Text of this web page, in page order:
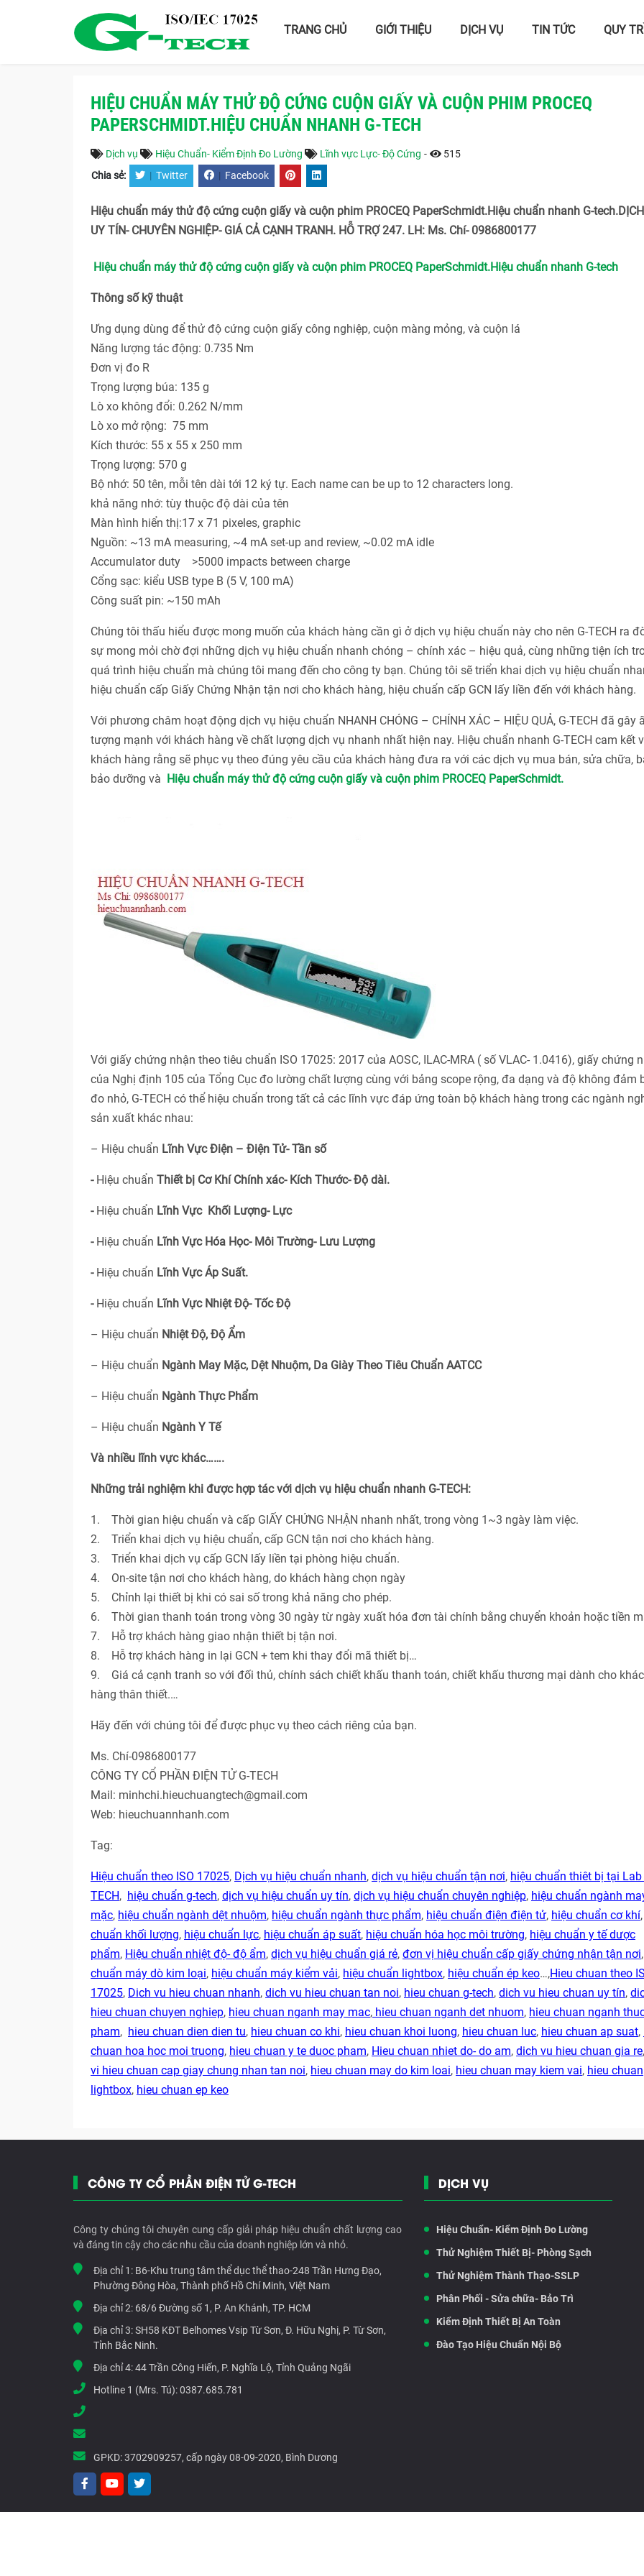
TRANG CHỦ GIỚI THIỆU DỊCH VỤ TIN TỨC QUY
HIỆU CHUẨN MÁY THỬ ĐỘ CỨNG CUỘN GIẤY VÀ CUỘN PHIM PROCEQ
PAPERSCHMIDT.HIỆU CHUẨN NHANH G-TECH
Dịch vụ Hiệu Chuẩn- Kiểm Định Đo Lường Lĩnh vực Lực- Độ Cứng - 515
Chia sẻ: | Twitter | Facebook
Hiệu chuẩn máy thử độ cứng cuộn giấy và cuộn phim PROCEQ PaperSchmidt.Hiệu chuẩn nhanh G-
UY TÍN- CHUYÊN NGHIỆP- GIÁ CẢ CẠNH TRANH. HỖ TRỢ 247. LH: Ms. Chí- 0986800177
Hiệu chuẩn máy thử độ cứng cuộn giấy và cuộn phim PROCEQ PaperSchmidt.Hiệu chuẩn nhanh G-tech
Thông số kỹ thuật
Ưng dụng dùng để thử độ cứng cuộn giấy công nghiệp, cuộn màng mỏng, và cuộn lá
Năng lượng tác động: 0.735 Nm
Đơn vị đo R
Trọng lượng búa: 135 g
Lò xo không đổi: 0.262 N/mm
Lò xo mở rộng: 75 mm
Kích thước: 55 x 55 x 250 mm
Trọng lượng: 570 g
Bộ nhớ: 50 tên, mỗi tên dài tới 12 ký tự. Each name can be up to 12 characters long.
khả năng nhớ: tùy thuộc độ dài của tên
Màn hình hiển thị:17 x 71 pixeles, graphic
Nguồn: ~13 mA measuring, ~4 mA set-up and review, ~0.02 mA idle
Accumulator duty >5000 impacts between charge
Cổng sạc: kiểu USB type B (5 V, 100 mA)
Công suất pin: ~150 mAh
Chúng tôi thấu hiểu được mong muốn của khách hàng cần gì ở dịch vụ hiệu chuẩn này cho nên G-TECH ra
sự mong mỏi chờ đợi những dịch vụ hiệu chuẩn nhanh chóng – chính xác – hiệu quả, cùng những tiện ích
quá trình hiệu chuẩn mà chúng tôi mang đến cho công ty bạn. Chúng tôi sẽ triển khai dịch vụ hiệu chuẩn
hiệu chuẩn cấp Giấy Chứng Nhận tận nơi cho khách hàng, hiệu chuẩn cấp GCN lấy liền đến với khách hàng.
Với phương châm hoạt động dịch vụ hiệu chuẩn NHANH CHÓNG – CHÍNH XÁC – HIỆU QUẢ, G-TECH đã gây
tượng mạnh với khách hàng về chất lượng dịch vụ nhanh nhất hiện nay. Hiệu chuẩn nhanh G-TECH cam kết
khách hàng rằng sẽ phục vụ theo đúng yêu cầu của khách hàng đưa ra với các dịch vụ mua bán, sửa chữa,
bảo dưỡng và Hiệu chuẩn máy thử độ cứng cuộn giấy và cuộn phim PROCEQ PaperSchmidt.
Với giấy chứng nhận theo tiêu chuẩn ISO 17025: 2017 của AOSC, ILAC-MRA ( số VLAC- 1.0416), giấy chứng
của Nghị định 105 của Tổng Cục đo lường chất lượng cùng với bảng scope rộng, đa dạng và độ không đảm
đo nhỏ, G-TECH có thể hiệu chuẩn trong tất cả các lĩnh vực đáp ứng toàn bộ khách hàng trong các ngành
sản xuất khác nhau:
– Hiệu chuẩn Lĩnh Vực Điện – Điện Tử- Tần số
- Hiệu chuẩn Thiết bị Cơ Khí Chính xác- Kích Thước- Độ dài.
- Hiệu chuẩn Lĩnh Vực Khối Lượng- Lực
- Hiệu chuẩn Lĩnh Vực Hóa Học- Môi Trường- Lưu Lượng
- Hiệu chuẩn Lĩnh Vực Áp Suất.
-Hiệu chuẩn Lĩnh Vực Nhiệt Độ- Tốc Độ
– Hiệu chuẩn Nhiệt Độ, Độ Ẩm
– Hiệu chuẩn Ngành May Mặc, Dệt Nhuộm, Da Giày Theo Tiêu Chuẩn AATCC
– Hiệu chuẩn Ngành Thực Phẩm
– Hiệu chuẩn Ngành Y Tế
Và nhiều lĩnh vực khác…….
Những trải nghiệm khi được hợp tác với dịch vụ hiệu chuẩn nhanh G-TECH:
1. Thời gian hiệu chuẩn và cấp GIẤY CHỨNG NHẬN nhanh nhất, trong vòng 1~3 ngày làm việc.
2. Triển khai dịch vụ hiệu chuẩn, cấp GCN tận nơi cho khách hàng.
3. Triển khai dịch vụ cấp GCN lấy liền tại phòng hiệu chuẩn.
4. On-site tận nơi cho khách hàng, do khách hàng chọn ngày
5. Chỉnh lại thiết bị khi có sai số trong khả năng cho phép.
6. Thời gian thanh toán trong vòng 30 ngày từ ngày xuất hóa đơn tài chính bằng chuyển khoản hoặc tiền
7. Hỗ trợ khách hàng giao nhận thiết bị tận nơi.
8. Hỗ trợ khách hàng in lại GCN + tem khi thay đổi mã thiết bị…
9. Giá cả cạnh tranh so với đối thủ, chính sách chiết khấu thanh toán, chiết khấu thương mại dành cho
hàng thân thiết.…
Hãy đến với chúng tôi để được phục vụ theo cách riêng của bạn.
Ms. Chí-0986800177
CÔNG TY CỔ PHẦN ĐIỆN TỬ G-TECH
Mail: minhchi.hieuchuangtech@gmail.com
Web: hieuchuannhanh.com
Tag:
Hiệu chuẩn theo ISO 17025, Dịch vụ hiệu chuẩn nhanh, dịch vụ hiệu chuẩn tận nơi, hiệu chuẩn thiêt bị tại Lab
TECH, hiệu chuẩn g-tech, dịch vụ hiệu chuẩn uy tín, dịch vụ hiệu chuẩn chuyên nghiệp, hiệu chuẩn ngành
mặc, hiệu chuẩn ngành dệt nhuộm, hiệu chuẩn ngành thực phẩm, hiệu chuẩn điện điện tử, hiệu chuẩn cơ khí,
chuẩn khối lượng, hiệu chuẩn lực, hiệu chuẩn áp suất, hiệu chuẩn hóa học môi trường, hiệu chuẩn y tế dược
phẩm, Hiệu chuẩn nhiệt độ- độ ẩm, dịch vụ hiệu chuẩn giá rẻ, đơn vị hiệu chuẩn cấp giấy chứng nhận tận nơi,
chuẩn máy dò kim loại, hiệu chuẩn máy kiểm vải, hiệu chuẩn lightbox, hiệu chuẩn ép keo…,Hieu chuan theo
17025, Dich vu hieu chuan nhanh, dich vu hieu chuan tan noi, hieu chuan g-tech, dich vu hieu chuan uy tín,
hieu chuan chuyen nghiep, hieu chuan nganh may mac, hieu chuan nganh det nhuom, hieu chuan nganh
pham, hieu chuan dien dien tu, hieu chuan co khi, hieu chuan khoi luong, hieu chuan luc, hieu chuan ap suat,
chuan hoa hoc moi truong, hieu chuan y te duoc pham, Hieu chuan nhiet do- do am, dich vu hieu chuan gia re,
vi hieu chuan cap giay chung nhan tan noi, hieu chuan may do kim loai, hieu chuan may kiem vai, hieu chuan
lightbox, hieu chuan ep keo
CÔNG TY CỔ PHẦN ĐIỆN TỬ G-TECH
Công ty chúng tôi chuyên cung cấp giải pháp hiệu chuẩn chất lượng cao
và đáng tin cậy cho các nhu cầu của doanh nghiệp lớn và nhỏ.
Địa chỉ 1: B6-Khu trung tâm thể dục thể thao-248 Trần Hưng Đạo,
Phường Đông Hòa, Thành phố Hồ Chí Minh, Việt Nam
Địa chỉ 2: 68/6 Đường số 1, P. An Khánh, TP. HCM
Địa chỉ 3:SH58 KĐT Belhomes Vsip Từ Sơn, Đ. Hữu Nghị, P. Từ Sơn,
Tỉnh Bắc Ninh.
Địa chỉ 4:44 Trần Công Hiến, P. Nghĩa Lộ, Tỉnh Quảng Ngãi
Hotline 1 (Mrs. Tú):0387.685.781
GPKD:3702909257, cấp ngày 08-09-2020, Bình Dương
DỊCH VỤ
Hiệu Chuẩn- Kiểm Định Đo Lường
Thử Nghiệm Thiết Bị- Phòng Sạch
Thử Nghiệm Thành Thạo-SSLP
Phân Phối - Sửa chữa- Bảo Trì
Kiểm Định Thiết Bị An Toàn
Đào Tạo Hiệu Chuẩn Nội Bộ